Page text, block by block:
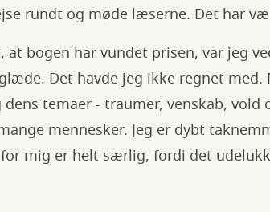
rundt og møde læserne. Det har
at bogen har vundet prisen, var jeg
Det havde jeg ikke regnet
temaer - traumer, venskab,
mennesker. Jeg er dybt
mig er helt særlig, fordi det